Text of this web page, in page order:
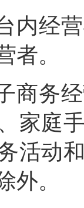
经营
者。
商务
家庭
活动
外。